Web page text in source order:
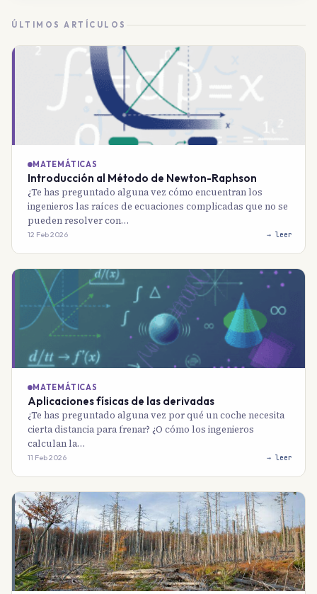
ÚLTIMOS ARTÍCULOS
MATEMÁTICAS
Introducción al Método de Newton-Raphson
¿Te has preguntado alguna vez cómo encuentran los
ingenieros las raíces de ecuaciones complicadas que no se
pueden resolver con…
12 Feb 2026 → leer
MATEMÁTICAS
Aplicaciones físicas de las derivadas
¿Te has preguntado alguna vez por qué un coche necesita
cierta distancia para frenar? ¿O cómo los ingenieros
calculan la…
11 Feb 2026 → leer